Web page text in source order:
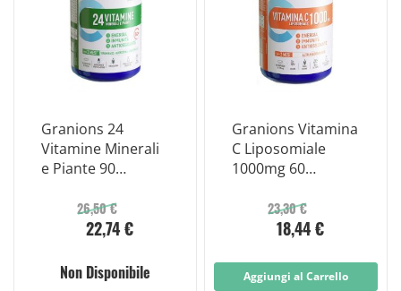
Granions 24
Vitamine Minerali
e Piante 90
26,50 €
22,74 €
Non Disponibile
Granions Vitamina
C Liposomiale
1000mg 60
23,30 €
18,44 €
Aggiungi al Carrello